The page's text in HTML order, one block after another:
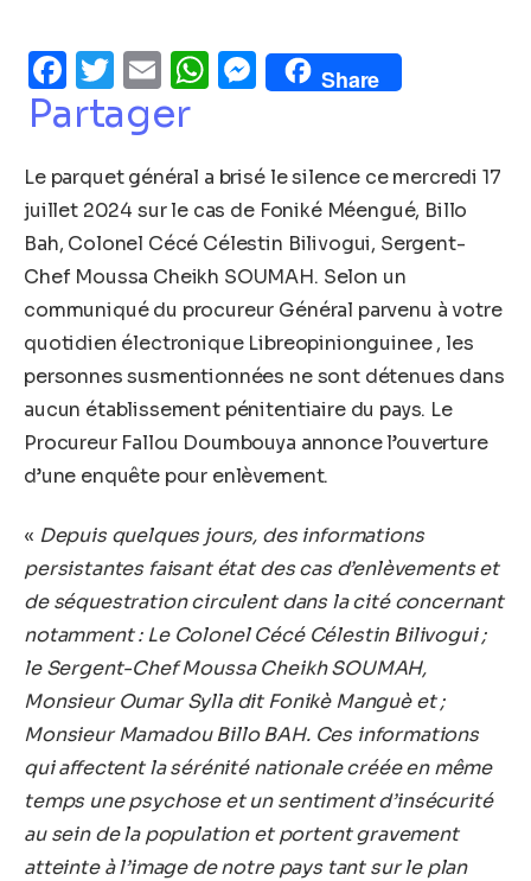
Facebook
Twitter
EmailWhatsApp
Messenger
Share
Partager
Le parquet général a brisé le silence ce mercredi 17
juillet 2024 sur le cas de Foniké Méengué, Billo
Bah, Colonel Cécé Célestin Bilivogui, Sergent-
Chef Moussa Cheikh SOUMAH. Selon un
communiqué du procureur Général parvenu à votre
quotidien électronique Libreopinionguinee , les
personnes susmentionnées ne sont détenues dans
aucun établissement pénitentiaire du pays. Le
Procureur Fallou Doumbouya annonce l’ouverture
d’une enquête pour enlèvement.
« Depuis quelques jours, des informations
persistantes faisant état des cas d’enlèvements et
de séquestration circulent dans la cité concernant
notamment : Le Colonel Cécé Célestin Bilivogui ;
le Sergent-Chef Moussa Cheikh SOUMAH,
Monsieur Oumar Sylla dit Fonikè Manguè et ;
Monsieur Mamadou Billo BAH. Ces informations
qui affectent la sérénité nationale créée en même
temps une psychose et un sentiment d’insécurité
au sein de la population et portent gravement
atteinte à l’image de notre pays tant sur le plan